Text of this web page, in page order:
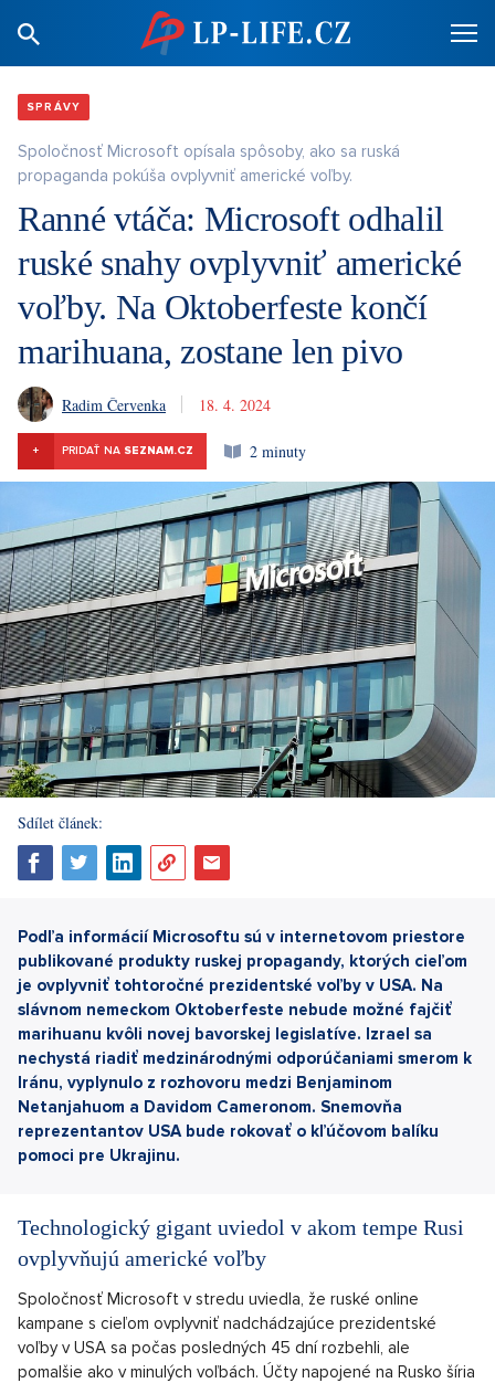
SPRÁVY
Spoločnosť Microsoft opísala spôsoby, ako sa ruská
propaganda pokúša ovplyvniť americké voľby.
Ranné vtáča: Microsoft odhalil
ruské snahy ovplyvniť americké
voľby. Na Oktoberfeste končí
marihuana, zostane len pivo
Radim Červenka 18. 4. 2024
+ PRIDAŤ NA SEZNAM.CZ 2 minuty
Sdílet článek:
Podľa informácií Microsoftu sú v internetovom priestore
publikované produkty ruskej propagandy, ktorých cieľom
je ovplyvniť tohtoročné prezidentské voľby v USA. Na
slávnom nemeckom Oktoberfeste nebude možné fajčiť
marihuanu kvôli novej bavorskej legislatíve. Izrael sa
nechystá riadiť medzinárodnými odporúčaniami smerom k
Iránu, vyplynulo z rozhovoru medzi Benjaminom
Netanjahuom a Davidom Cameronom. Snemovňa
reprezentantov USA bude rokovať o kľúčovom balíku
pomoci pre Ukrajinu.
Technologický gigant uviedol v akom tempe Rusi
ovplyvňujú americké voľby
Spoločnosť Microsoft v stredu uviedla, že ruské online
kampane s cieľom ovplyvniť nadchádzajúce prezidentské
voľby v USA sa počas posledných 45 dní rozbehli, ale
pomalšie ako v minulých voľbách. Účty napojené na Rusko šíria